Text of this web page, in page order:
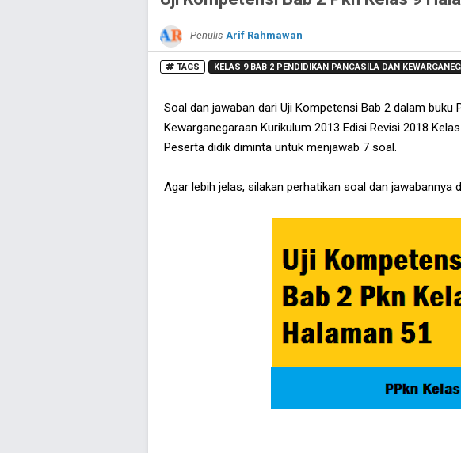
Penulis Arif Rahmawan
TAGS KELAS 9 BAB 2 PENDIDIKAN PANCASILA DAN
Soal dan jawaban dari Uji Kompetensi Bab 2 dalam buku
Kewarganegaraan Kurikulum 2013 Edisi Revisi 2018
Peserta didik diminta untuk menjawab 7 soal.
Agar lebih jelas, silakan perhatikan soal dan jawabannya